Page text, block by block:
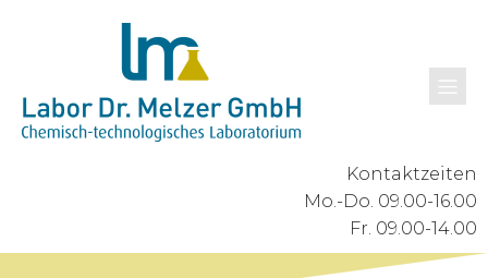
Kontaktzeiten
Mo.-Do. 09.00-16.00
Fr. 09.00-14.00